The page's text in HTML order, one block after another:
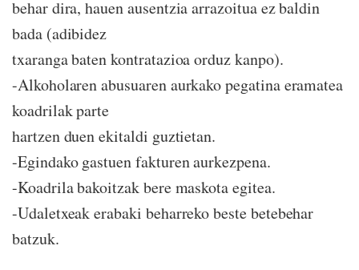
behar dira, hauen ausentzia arrazoitua ez baldin
bada (adibidez
txaranga baten kontratazioa orduz kanpo).
-Alkoholaren abusuaren aurkako pegatina eramatea
koadrilak parte
hartzen duen ekitaldi guztietan.
-Egindako gastuen fakturen aurkezpena.
-Koadrila bakoitzak bere maskota egitea.
-Udaletxeak erabaki beharreko beste betebehar
batzuk.